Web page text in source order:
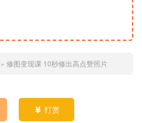
» 修图变现课 10秒修出高点赞照片
 打赏